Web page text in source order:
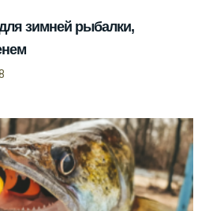
успешной ловли на
с прогнозом клева.
зависит от фаз луны и
водоемах, опираясь на
рыбы от
учитывается в прогнозе
зимней рыбалки,